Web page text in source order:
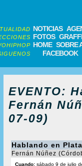
NOTICIAS
FOTOS
HOME SOBRE
FACEBOOK
EVENTO:
Fernán
07-09)
Hablando en Plata
Fernán Núñez
Cuando:sábado 9 de julio